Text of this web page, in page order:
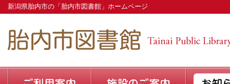
新潟県胎内市の「胎内市図書館」ホームページ